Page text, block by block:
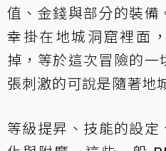
值、金錢與部分的裝
幸掛在地城洞窟裡面
掉，等於這次冒險的
張刺激的可說是隨著地
等級提昇、技能的設